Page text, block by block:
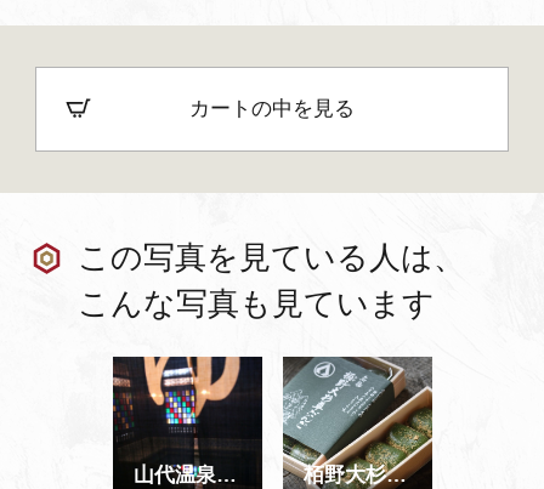
カートの中を見る
この写真を見ている人は、
こんな写真も見ています
山代温泉古総湯 内観 栢野大杉草だんご